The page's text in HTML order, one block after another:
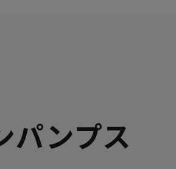
パンプス